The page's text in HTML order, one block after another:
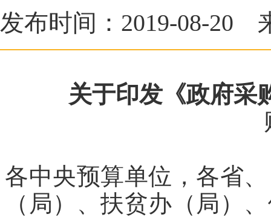
发布时间：2019-08-20
关于印发《政府采
各中央预算单位，各省
（局）、扶贫办（局）